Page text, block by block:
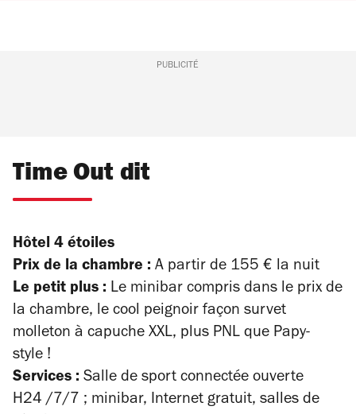
PUBLICITÉ
Time Out dit
Hôtel 4 étoiles
Prix de la chambre : A partir de 155 € la nuit
Le petit plus : Le minibar compris dans le prix de
la chambre, le cool peignoir façon survet
molleton à capuche XXL, plus PNL que Papy-
style !
Services : Salle de sport connectée ouverte
H24 /7/7 ; minibar, Internet gratuit, salles de